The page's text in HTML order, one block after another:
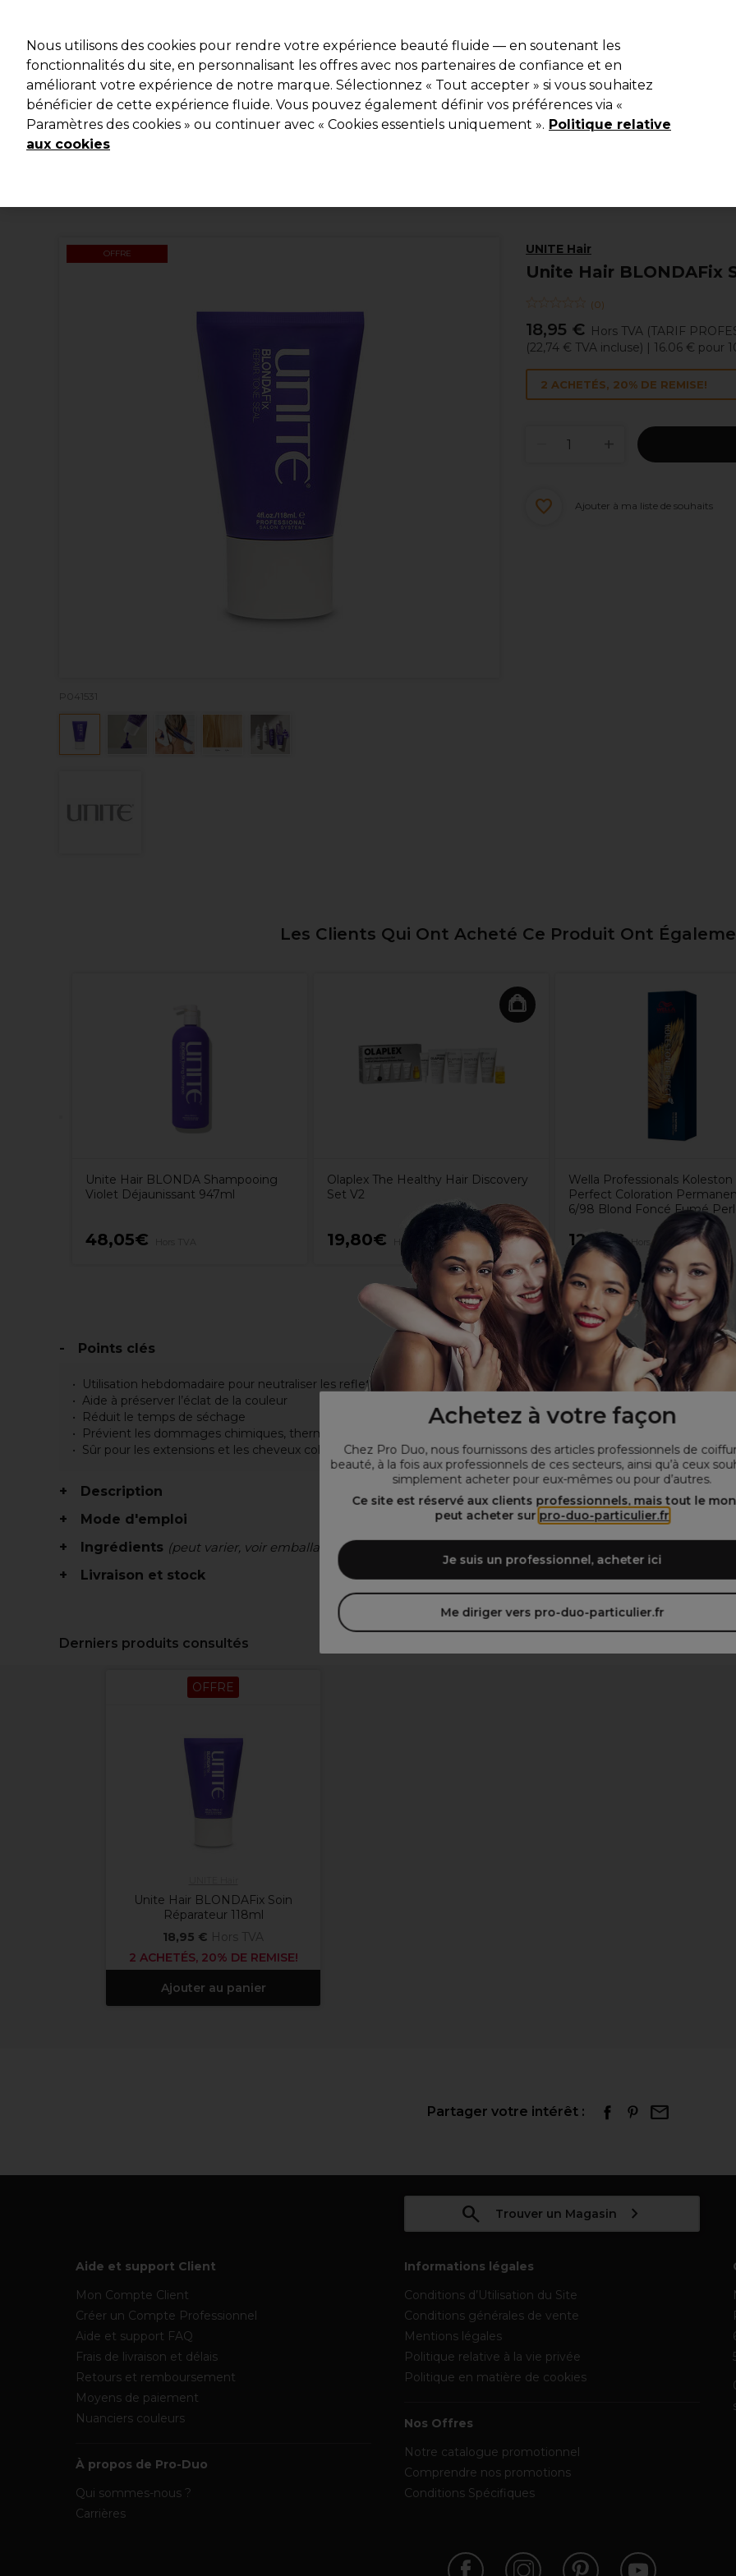
Achetez à votre façon
Chez Pro Duo, nous fournissons des articles professionnels de
beauté, à la fois aux professionnels de ces secteurs, ainsi qu’à ceux
simplement acheter pour eux-mêmes ou pour d’autres.
Ce site est réservé aux clients professionnels, mais tout le
peut acheter sur pro-duo-particulier.fr
Je suis un professionnel, acheter ici
Me diriger vers pro-duo-particulier.fr
Rechercher
Marques
Bons plans Coiffure Electro et Matériel Equipement de salon Beauté Hommes
Livraison et délais
UNITE Hair
Unite Hair BLONDAFix
(0)
18,95 € Hors TVA (TARIF
(22,74 € TVA incluse) | 16.06 € pour
OFFRE
P041531
2 ACHETÉS, 20% DE REMISE!
Ajouter à ma liste de souhaits
Les Clients Qui Ont Acheté Ce Produit Ont
Unite Hair BLONDA Shampooing
Violet Déjaunissant 947ml
48,05€
Olaplex The Healthy Hair Discovery
Set V2
19,80€ Hors TVA
Wella Professionals Koleston
Perfect Coloration
6/98 Blond Foncé Fumé
12,10€ Hors TVA
Points clés
Utilisation hebdomadaire pour neutraliser les reflets jaunes sur cheveux blonds, gris ou méchés
Aide à préserver l’éclat de la couleur
Réduit le temps de séchage
Prévient les dommages chimiques, thermiques et mécaniques futurs
Sûr pour les extensions et les cheveux colorés.
Description
Mode d'emploi
Ingrédients (peut varier, voir emballage)
Livraison et stock
Derniers produits consultés
OFFRE
Unite Hair BLONDAFix Soin
Réparateur 118ml
18,95 € Hors TVA
2 ACHETÉS, 20% DE REMISE!
Ajouter au panier
Partager votre intérêt :
Trouver un Magasin
Aide et support Client
Mon Compte Client
Créer un Compte Professionnel
Aide et support FAQ
Frais de livraison et délais
Retours et remboursement
Moyens de paiement
Nuanciers couleurs
À propos de Pro-Duo
Qui sommes-nous ?
Carrières
Informations légales
Conditions d’Utilisation du Site
Conditions générales de vente
Mentions légales
Politique relative à la vie privée
Politique en matière de cookies
Nos Offres
Notre catalogue promotionnel
Comprendre nos promotions
Conditions Spécifiques
Nous utilisons des cookies pour rendre votre expérience beauté fluide — en soutenant les
fonctionnalités du site, en personnalisant les offres avec nos partenaires de confiance et en
améliorant votre expérience de notre marque. Sélectionnez « Tout accepter » si vous souhaitez
bénéficier de cette expérience fluide. Vous pouvez également définir vos préférences via «
Paramètres des cookies » ou continuer avec « Cookies essentiels uniquement ». Politique relative
aux cookies